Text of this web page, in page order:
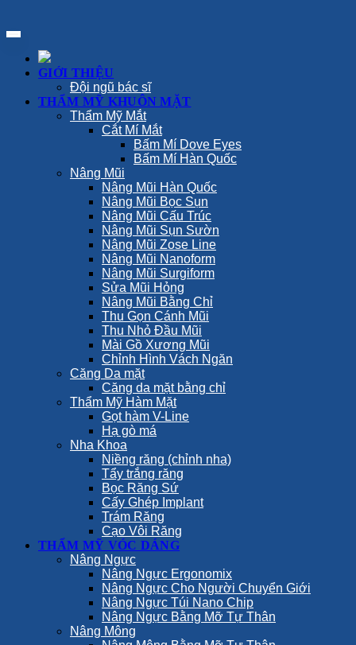
GIỚI THIỆU
Đội ngũ bác sĩ
THẨM MỸ KHUÔN MẶT
Thẩm Mỹ Mắt
Cắt Mí Mắt
Bấm Mí Dove Eyes
Bấm Mí Hàn Quốc
Nâng Mũi
Nâng Mũi Hàn Quốc
Nâng Mũi Bọc Sụn
Nâng Mũi Cấu Trúc
Nâng Mũi Sụn Sườn
Nâng Mũi Zose Line
Nâng Mũi Nanoform
Nâng Mũi Surgiform
Sửa Mũi Hỏng
Nâng Mũi Bằng Chỉ
Thu Gọn Cánh Mũi
Thu Nhỏ Đầu Mũi
Mài Gồ Xương Mũi
Chỉnh Hình Vách Ngăn
Căng Da mặt
Căng da mặt bằng chỉ
Thẩm Mỹ Hàm Mặt
Gọt hàm V-Line
Hạ gò má
Nha Khoa
Niềng răng (chỉnh nha)
Tẩy trắng răng
Bọc Răng Sứ
Cấy Ghép Implant
Trám Răng
Cạo Vôi Răng
THẨM MỸ VÓC DÁNG
Nâng Ngực
Nâng Ngực Ergonomix
Nâng Ngực Cho Người Chuyển Giới
Nâng Ngực Túi Nano Chip
Nâng Ngực Bằng Mỡ Tự Thân
Nâng Mông